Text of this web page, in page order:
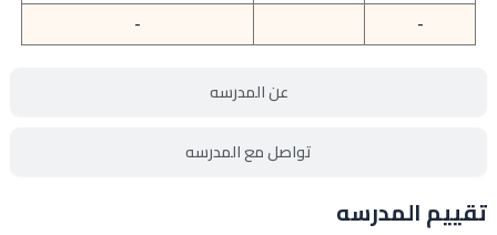
عن المدرسه
تواصل مع المدرسه
-
-
تقييم المدرسه